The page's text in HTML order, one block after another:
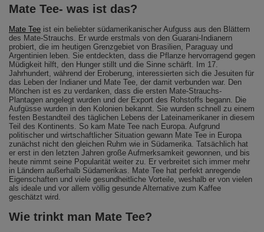
Mate Tee- was ist das?
Mate Tee ist ein beliebter südamerikanischer Aufguss aus den Blättern
des Mate-Strauchs. Er wurde erstmals von den Guarani-Indianern
probiert, die im heutigen Grenzgebiet von Brasilien, Paraguay und
Argentinien leben. Sie entdeckten, dass die Pflanze hervorragend gegen
Müdigkeit hilft, den Hunger stillt und die Sinne schärft. Im 17.
Jahrhundert, während der Eroberung, interessierten sich die Jesuiten für
das Leben der Indianer und Mate Tee, der damit verbunden war. Den
Mönchen ist es zu verdanken, dass die ersten Mate-Strauchs-
Plantagen angelegt wurden und der Export des Rohstoffs begann. Die
Aufgüsse wurden in den Kolonien bekannt. Sie wurden schnell zu einem
festen Bestandteil des täglichen Lebens der Lateinamerikaner in diesem
Teil des Kontinents. So kam Mate Tee nach Europa. Aufgrund
politischer und wirtschaftlicher Situation gewann Mate Tee in Europa
zunächst nicht den gleichen Ruhm wie in Südamerika. Tatsächlich hat
er erst in den letzten Jahren große Aufmerksamkeit gewonnen, und bis
heute nimmt seine Popularität weiter zu. Er verbreitet sich immer mehr
in Ländern außerhalb Südamerikas. Mate Tee hat perfekt anregende
Eigenschaften und viele gesundheitliche Vorteile, weshalb er von vielen
als ideale und vor allem völlig gesunde Alternative zum Kaffee
geschätzt wird.
Wie trinkt man Mate Tee?